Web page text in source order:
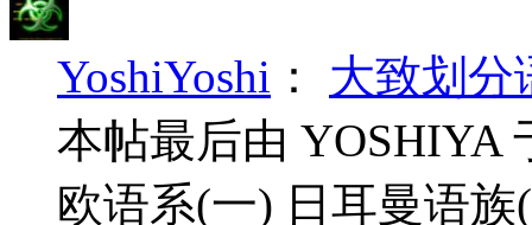
YoshiYoshi ： 大致划分
本帖最后由 YOSHIYA
欧语系(一) 日耳曼语